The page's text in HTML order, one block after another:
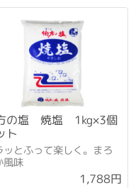
の塩 焼塩 1kg×3個
ト
ッとふって楽しく。まろ
風味
1,788円